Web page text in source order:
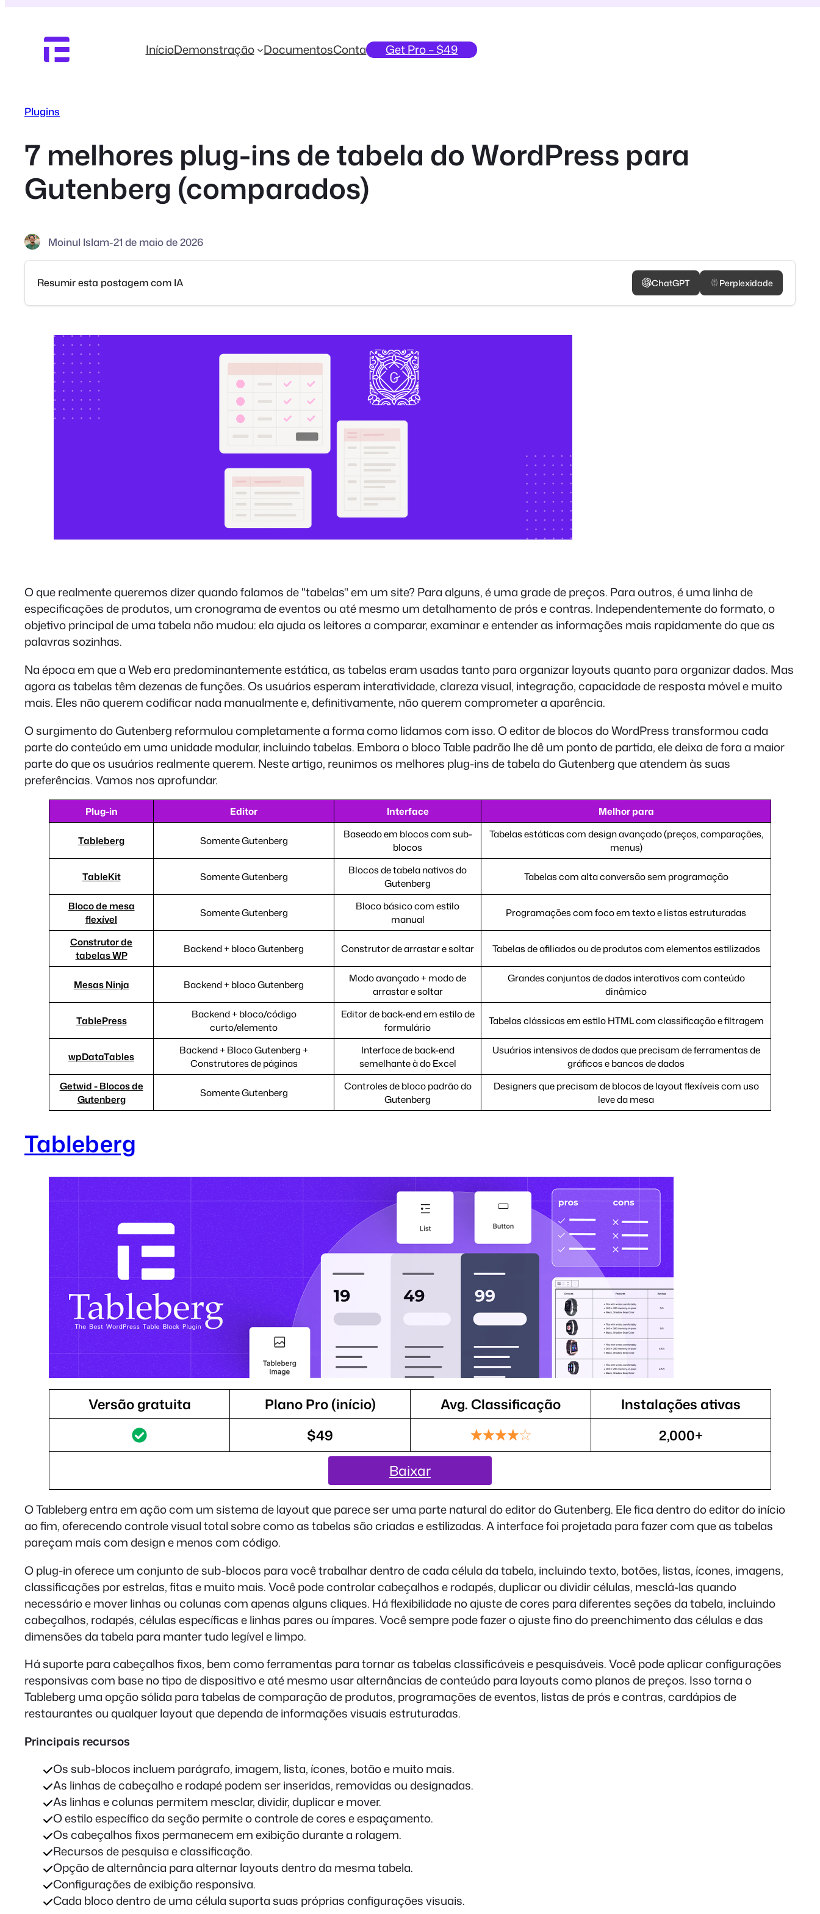
conteúdo
InícioDemonstração DocumentosConta Get Pro – $49
Plugins
7 melhores plug-ins de tabela do WordPress para
Gutenberg (comparados)
Moinul Islam-21 de maio de 2026
Resumir esta postagem com IA ChatGPT Perplexidade
O que realmente queremos dizer quando falamos de "tabelas" em um site? Para alguns, é uma grade de preços. Para outros, é uma linha de
especificações de produtos, um cronograma de eventos ou até mesmo um detalhamento de prós e contras. Independentemente do formato, o
objetivo principal de uma tabela não mudou: ela ajuda os leitores a comparar, examinar e entender as informações mais rapidamente do que as
palavras sozinhas.
Na época em que a Web era predominantemente estática, as tabelas eram usadas tanto para organizar layouts quanto para organizar dados. Mas
agora as tabelas têm dezenas de funções. Os usuários esperam interatividade, clareza visual, integração, capacidade de resposta móvel e muito
mais. Eles não querem codificar nada manualmente e, definitivamente, não querem comprometer a aparência.
O surgimento do Gutenberg reformulou completamente a forma como lidamos com isso. O editor de blocos do WordPress transformou cada
parte do conteúdo em uma unidade modular, incluindo tabelas. Embora o bloco Table padrão lhe dê um ponto de partida, ele deixa de fora a maior
parte do que os usuários realmente querem. Neste artigo, reunimos os melhores plug-ins de tabela do Gutenberg que atendem às suas
preferências. Vamos nos aprofundar.
Plug-in Editor Interface Melhor para
Tableberg Somente Gutenberg
Baseado em blocos com sub-
blocos
Tabelas estáticas com design avançado (preços, comparações,
menus)
TableKit Somente Gutenberg
Blocos de tabela nativos do
Gutenberg
Tabelas com alta conversão sem programação
Bloco de mesa
flexível
Somente Gutenberg
Bloco básico com estilo
manual
Programações com foco em texto e listas estruturadas
Construtor de
tabelas WP
Backend + bloco Gutenberg Construtor de arrastar e soltar Tabelas de afiliados ou de produtos com elementos estilizados
Mesas Ninja Backend + bloco Gutenberg
Modo avançado + modo de
arrastar e soltar
Grandes conjuntos de dados interativos com conteúdo
dinâmico
TablePress
Backend + bloco/código
curto/elemento
Editor de back-end em estilo de
formulário
Tabelas clássicas em estilo HTML com classificação e filtragem
wpDataTables
Backend + Bloco Gutenberg +
Construtores de páginas
Interface de back-end
semelhante à do Excel
Usuários intensivos de dados que precisam de ferramentas de
gráficos e bancos de dados
Getwid - Blocos de
Gutenberg
Somente Gutenberg
Controles de bloco padrão do
Gutenberg
Designers que precisam de blocos de layout flexíveis com uso
leve da mesa
Tableberg
Versão gratuita Plano Pro (início) Avg. Classificação
Instalações ativas
$49
2,000+
Baixar
O Tableberg entra em ação com um sistema de layout que parece ser uma parte natural do editor do Gutenberg. Ele fica dentro do editor do início
ao fim, oferecendo controle visual total sobre como as tabelas são criadas e estilizadas. A interface foi projetada para fazer com que as tabelas
pareçam mais com design e menos com código.
O plug-in oferece um conjunto de sub-blocos para você trabalhar dentro de cada célula da tabela, incluindo texto, botões, listas, ícones, imagens,
classificações por estrelas, fitas e muito mais. Você pode controlar cabeçalhos e rodapés, duplicar ou dividir células, mesclá-las quando
necessário e mover linhas ou colunas com apenas alguns cliques. Há flexibilidade no ajuste de cores para diferentes seções da tabela, incluindo
cabeçalhos, rodapés, células específicas e linhas pares ou ímpares. Você sempre pode fazer o ajuste fino do preenchimento das células e das
dimensões da tabela para manter tudo legível e limpo.
Há suporte para cabeçalhos fixos, bem como ferramentas para tornar as tabelas classificáveis e pesquisáveis. Você pode aplicar configurações
responsivas com base no tipo de dispositivo e até mesmo usar alternâncias de conteúdo para layouts como planos de preços. Isso torna o
Tableberg uma opção sólida para tabelas de comparação de produtos, programações de eventos, listas de prós e contras, cardápios de
restaurantes ou qualquer layout que dependa de informações visuais estruturadas.
Principais recursos
Os sub-blocos incluem parágrafo, imagem, lista, ícones, botão e muito mais.
As linhas de cabeçalho e rodapé podem ser inseridas, removidas ou designadas.
As linhas e colunas permitem mesclar, dividir, duplicar e mover.
O estilo específico da seção permite o controle de cores e espaçamento.
Os cabeçalhos fixos permanecem em exibição durante a rolagem.
Recursos de pesquisa e classificação.
Opção de alternância para alternar layouts dentro da mesma tabela.
Configurações de exibição responsiva.
Cada bloco dentro de uma célula suporta suas próprias configurações visuais.